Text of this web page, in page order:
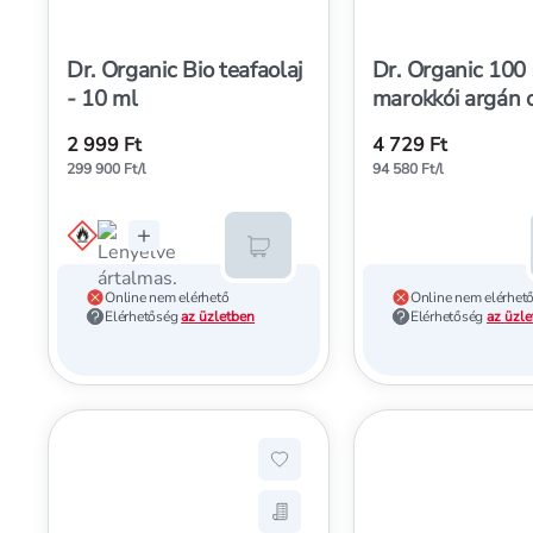
Dr. Organic Bio teafaolaj
- 10 ml
2 999 Ft
299 900 Ft/l
Online nem elérhető
Elérhetőségaz üzletben
+
Kosárba teszem
Dr. Organic 100
marokkói argán
4 729 Ft
94 580 Ft/l
Online nem elérhető
Elérhetőség az
Hozzáadás a kedvencekhez,
Mentés a bevásárló listára,